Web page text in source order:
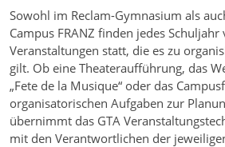
Sowohl im Reclam-Gymnasium als
Campus FRANZ finden jedes Schuljahr
Veranstaltungen statt, die es zu
gilt. Ob eine Theateraufführung, das
„Fete de la Musique“ oder das
organisatorischen Aufgaben zur
übernimmt das GTA
mit den Verantwortlichen der